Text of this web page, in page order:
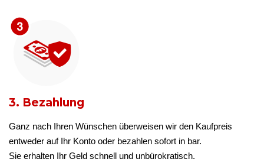
3. Bezahlung
Ganz nach Ihren Wünschen überweisen wir den Kaufpreis
entweder auf Ihr Konto oder bezahlen sofort in bar.
Sie erhalten Ihr Geld schnell und unbürokratisch.